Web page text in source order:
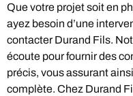
Que votre projet soit en
ayez besoin d’une
contacter Durand Fils.
écoute pour fournir des
précis, vous assurant
complète. Chez Durand